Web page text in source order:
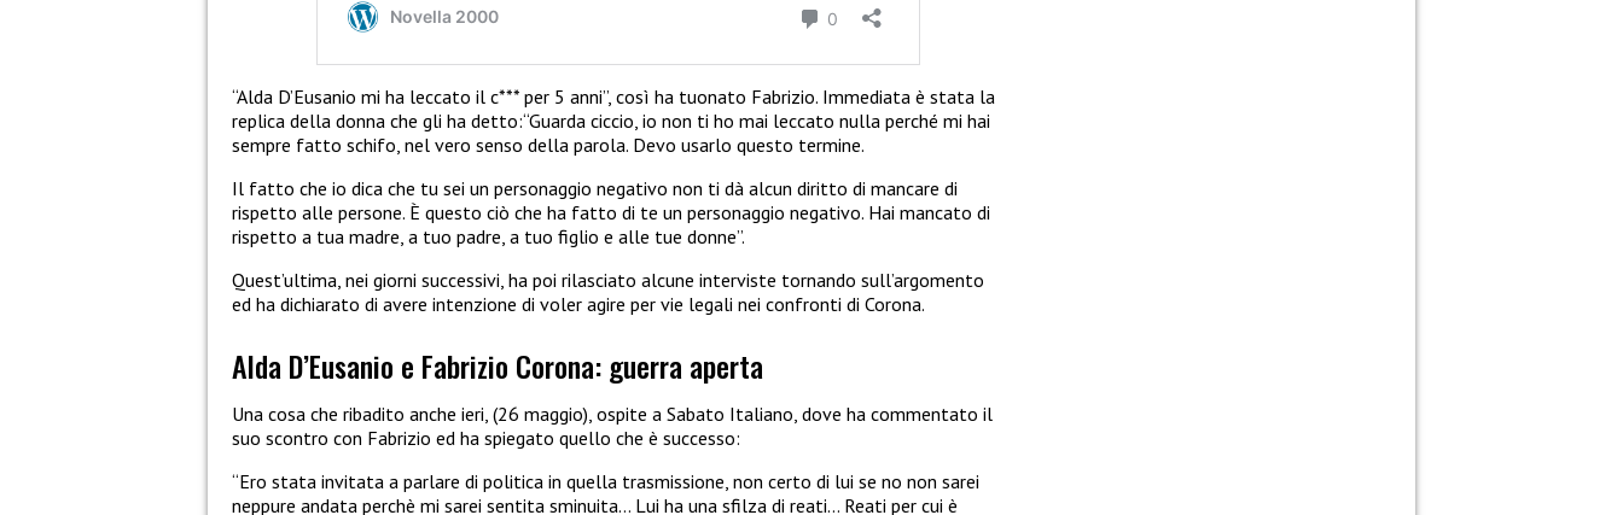
“Alda D’Eusanio mi ha leccato il c*** per 5 anni”, così ha tuonato Fabrizio. Immediata è stata la
replica della donna che gli ha detto:“Guarda ciccio, io non ti ho mai leccato nulla perché mi hai
sempre fatto schifo, nel vero senso della parola. Devo usarlo questo termine.
Il fatto che io dica che tu sei un personaggio negativo non ti dà alcun diritto di mancare di
rispetto alle persone. È questo ciò che ha fatto di te un personaggio negativo. Hai mancato di
rispetto a tua madre, a tuo padre, a tuo figlio e alle tue donne”.
Quest’ultima, nei giorni successivi, ha poi rilasciato alcune interviste tornando sull’argomento
ed ha dichiarato di avere intenzione di voler agire per vie legali nei confronti di Corona.
Alda D’Eusanio e Fabrizio Corona: guerra aperta
Una cosa che ribadito anche ieri, (26 maggio), ospite a Sabato Italiano, dove ha commentato il
suo scontro con Fabrizio ed ha spiegato quello che è successo:
“Ero stata invitata a parlare di politica in quella trasmissione, non certo di lui se no non sarei
neppure andata perchè mi sarei sentita sminuita… Lui ha una sfilza di reati… Reati per cui è